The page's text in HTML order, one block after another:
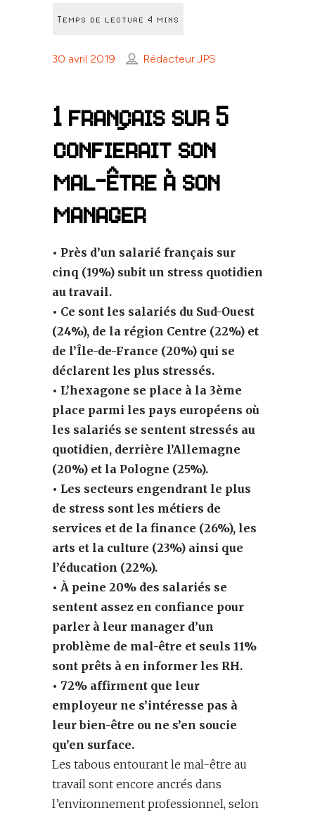
30 avril 2019 Rédacteur JPS
1 français sur 5
confierait son
mal-être à son
manager
• Près d’un salarié français sur
cinq (19%) subit un stress quotidien
au travail.
• Ce sont les salariés du Sud-Ouest
(24%), de la région Centre (22%) et
de l’Île-de-France (20%) qui se
déclarent les plus stressés.
• L’hexagone se place à la 3ème
place parmi les pays européens où
les salariés se sentent stressés au
quotidien, derrière l’Allemagne
(20%) et la Pologne (25%).
• Les secteurs engendrant le plus
de stress sont les métiers de
services et de la finance (26%), les
arts et la culture (23%) ainsi que
l’éducation (22%).
• À peine 20% des salariés se
sentent assez en confiance pour
parler à leur manager d’un
problème de mal-être et seuls 11%
sont prêts à en informer les RH.
• 72% affirment que leur
employeur ne s’intéresse pas à
leur bien-être ou ne s’en soucie
qu’en surface.
Les tabous entourant le mal-être au
travail sont encore ancrés dans
l’environnement professionnel, selon